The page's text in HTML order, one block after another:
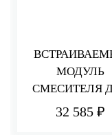
МОДУЛЬ
СМЕСИТЕЛЯ
ДУША НА 2/3
32 585 ₽